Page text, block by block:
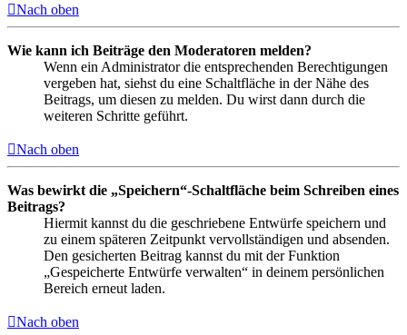
Nach oben
Wie kann ich Beiträge den Moderatoren melden?
Wenn ein Administrator die entsprechenden Berechtigungen
vergeben hat, siehst du eine Schaltfläche in der Nähe des
Beitrags, um diesen zu melden. Du wirst dann durch die
weiteren Schritte geführt.
Nach oben
Was bewirkt die „Speichern“-Schaltfläche beim Schreiben eines
Beitrags?
Hiermit kannst du die geschriebene Entwürfe speichern und
zu einem späteren Zeitpunkt vervollständigen und absenden.
Den gesicherten Beitrag kannst du mit der Funktion
„Gespeicherte Entwürfe verwalten“ in deinem persönlichen
Bereich erneut laden.
Nach oben